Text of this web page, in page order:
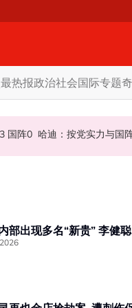
热报政治社会国际专题
若健康允许827将如期上庭 律师：沙比里
马六甲6国席 国盟占3 国阵0 哈迪：按
登州土团党爆出走潮 哈迪公开“挖角”：欢迎
批党内部